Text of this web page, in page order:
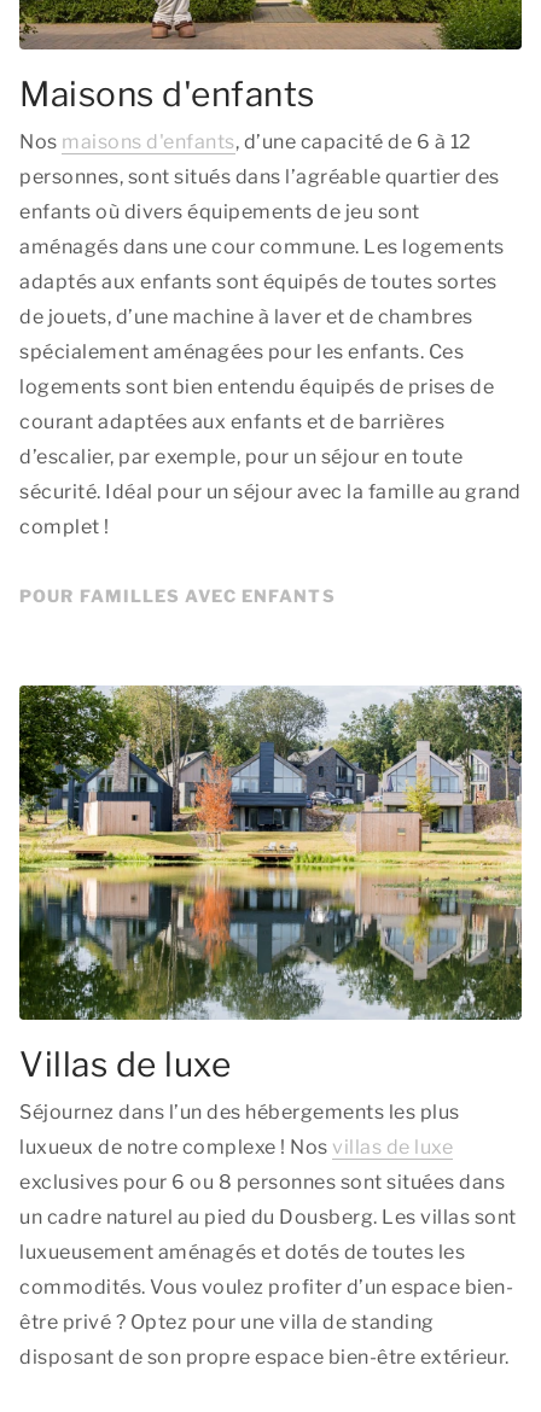
Maisons d'enfants
Nos maisons d'enfants, d’une capacité de 6 à 12
personnes, sont situés dans l’agréable quartier des
enfants où divers équipements de jeu sont
aménagés dans une cour commune. Les logements
adaptés aux enfants sont équipés de toutes sortes
de jouets, d’une machine à laver et de chambres
spécialement aménagées pour les enfants. Ces
logements sont bien entendu équipés de prises de
courant adaptées aux enfants et de barrières
d’escalier, par exemple, pour un séjour en toute
sécurité. Idéal pour un séjour avec la famille au grand
complet !
POUR FAMILLES AVEC ENFANTS
Villas de luxe
Séjournez dans l’un des hébergements les plus
luxueux de notre complexe ! Nos villas de luxe
exclusives pour 6 ou 8 personnes sont situées dans
un cadre naturel au pied du Dousberg. Les villas sont
luxueusement aménagés et dotés de toutes les
commodités. Vous voulez profiter d’un espace bien-
être privé ? Optez pour une villa de standing
disposant de son propre espace bien-être extérieur.